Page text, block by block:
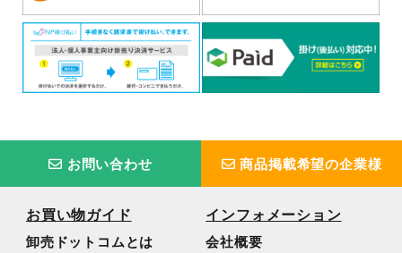
お問い合わせ 商品掲載希望の企業様
お買い物ガイド
卸売ドットコムとは
インフォメーション
会社概要